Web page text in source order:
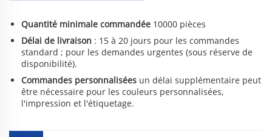
Quantité minimale commandée 10000 pièces
Délai de livraison : 15 à 20 jours pour les commandes
standard ; pour les demandes urgentes (sous réserve de
disponibilité).
Commandes personnalisées un délai supplémentaire peut
être nécessaire pour les couleurs personnalisées,
l'impression et l'étiquetage.